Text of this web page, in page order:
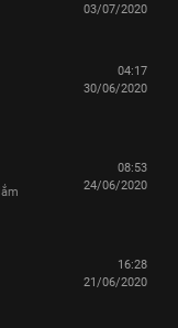
03/07/2020
04:17
30/06/2020
08:53
24/06/2020
16:28
21/06/2020